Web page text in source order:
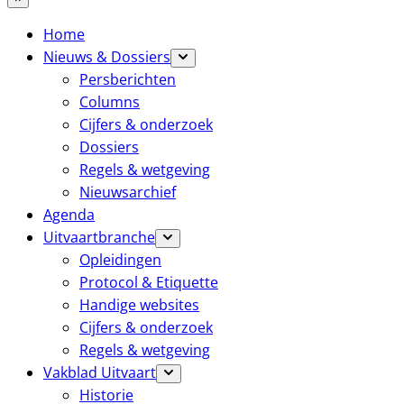
Home
Nieuws & Dossiers
Persberichten
Columns
Cijfers & onderzoek
Dossiers
Regels & wetgeving
Nieuwsarchief
Agenda
Uitvaartbranche
Opleidingen
Protocol & Etiquette
Handige websites
Cijfers & onderzoek
Regels & wetgeving
Vakblad Uitvaart
Historie